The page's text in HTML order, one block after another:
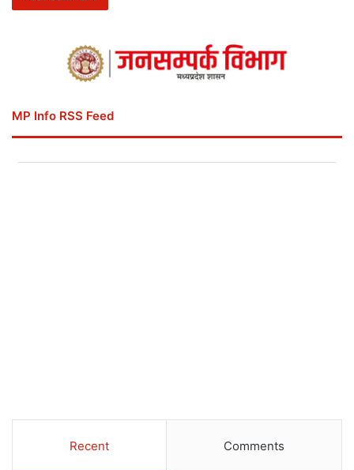
MP Info RSS Feed
Recent Comments